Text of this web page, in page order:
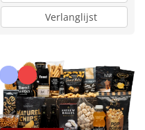
Verlanglijst